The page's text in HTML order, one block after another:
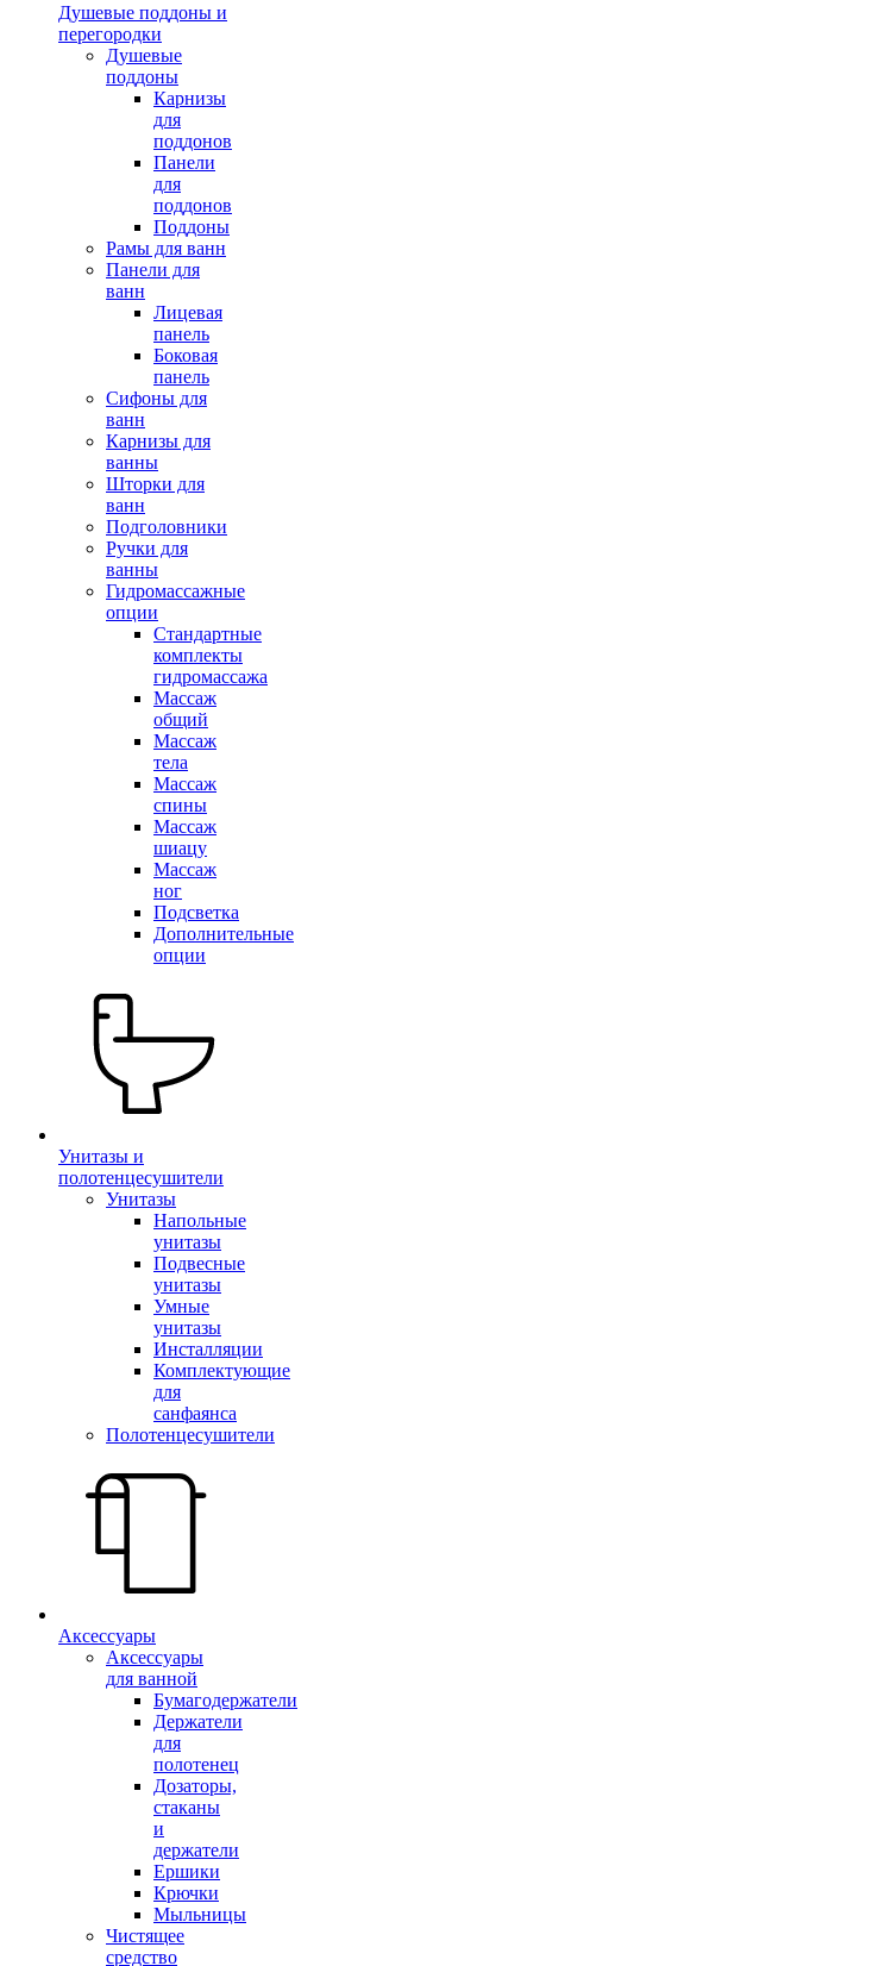
Душевые поддоны и
перегородки
Душевые
поддоны
Карнизы
для
поддонов
Панели
для
поддонов
Поддоны
Рамы для ванн
Панели для
ванн
Лицевая
панель
Боковая
панель
Сифоны для
ванн
Карнизы для
ванны
Шторки для
ванн
Подголовники
Ручки для
ванны
Гидромассажные
опции
Стандартные
комплекты
гидромассажа
Массаж
общий
Массаж
тела
Массаж
спины
Массаж
шиацу
Массаж
ног
Подсветка
Дополнительные
опции
Унитазы и
полотенцесушители
Унитазы
Напольные
унитазы
Подвесные
унитазы
Умные
унитазы
Инсталляции
Комплектующие
для
санфаянса
Полотенцесушители
Аксессуары
Аксессуары
для ванной
Бумагодержатели
Держатели
для
полотенец
Дозаторы,
стаканы
и
держатели
Ершики
Крючки
Мыльницы
Чистящее
средство